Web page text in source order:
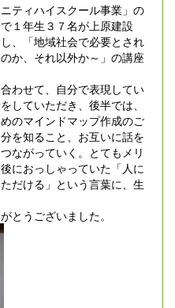
ティハイスクール事業」の
１年生３７名が上原建設
、「地域社会で必要とされ
か、それ以外か～」の講座
わせて、自分で表現してい
していただき、後半では、
のマインドマップ作成のご
を知ること、お互いに話を
ながっていく。とてもメリ
におっしゃっていた「人に
だける」という言葉に、生
とうございました。